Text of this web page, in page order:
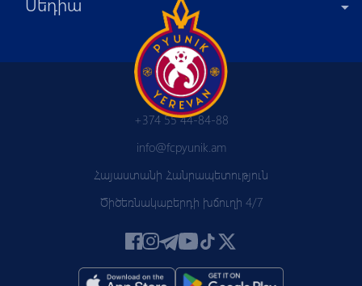
+374 55 44-84-88
info@fcpyunik.am
Հայաստանի Հանրապետություն
Ծիծեռնակաբերդի խճուղի 4/7